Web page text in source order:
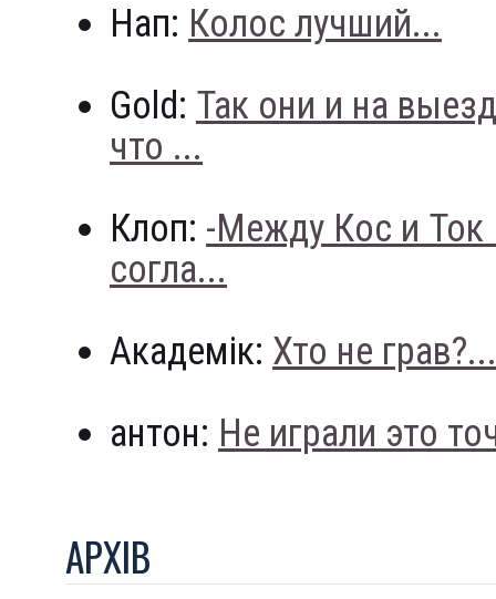
Нап: Колос лучший...
Gold: Так они и на
что ...
Клоп: -Между Кос и
согла...
Академік: Хто не грав?...
антон: Не играли это
АРХIВ